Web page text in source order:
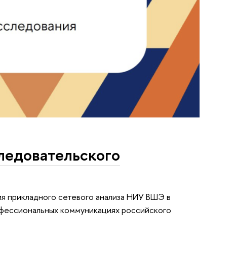
прикладного сетевого анализа НИУ ВШЭ в
коммуникациях российского